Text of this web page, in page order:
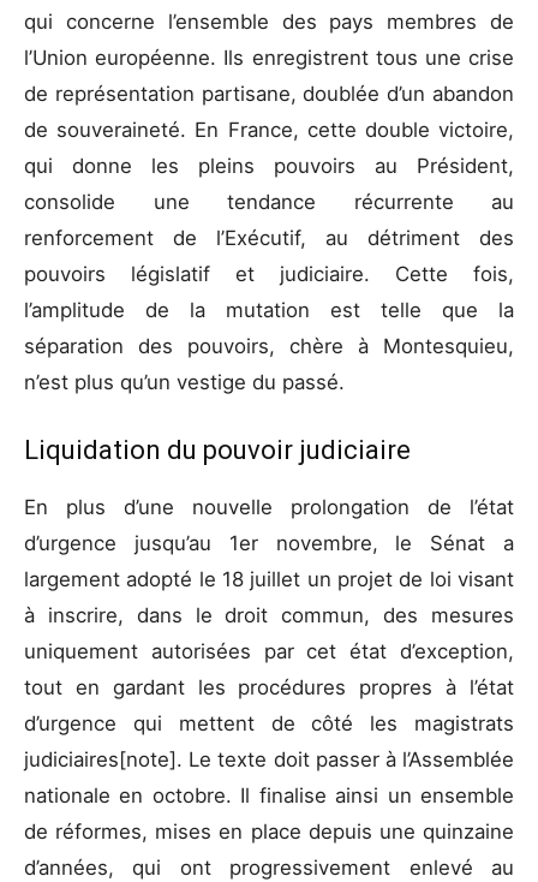
qui concerne l’ensemble des pays membres de
l’Union européenne. Ils enregistrent tous une crise
de représentation partisane, doublée d’un abandon
de souveraineté. En France, cette double victoire,
qui donne les pleins pouvoirs au Président,
consolide une tendance récurrente au
renforcement de l’Exécutif, au détriment des
pouvoirs législatif et judiciaire. Cette fois,
l’amplitude de la mutation est telle que la
séparation des pouvoirs, chère à Montesquieu,
n’est plus qu’un vestige du passé.
Liquidation du pouvoir judiciaire
En plus d’une nouvelle prolongation de l’état
d’urgence jusqu’au 1er novembre, le Sénat a
largement adopté le 18 juillet un projet de loi visant
à inscrire, dans le droit commun, des mesures
uniquement autorisées par cet état d’exception,
tout en gardant les procédures propres à l’état
d’urgence qui mettent de côté les magistrats
judiciaires[note]. Le texte doit passer à l’Assemblée
nationale en octobre. Il finalise ainsi un ensemble
de réformes, mises en place depuis une quinzaine
d’années, qui ont progressivement enlevé au